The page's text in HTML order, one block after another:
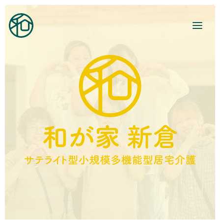
和が家で働く
お知らせ